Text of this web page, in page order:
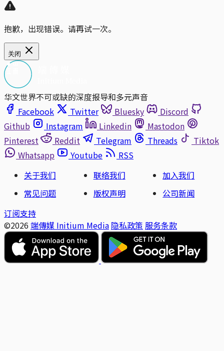
抱歉，出现错误。请再试一次。
关闭
华文世界不可或缺的深度报导和多元声音
Facebook
Twitter Bluesky
Discord
Github
Instagram Linkedin
Mastodon
Pinterest
Reddit Telegram Threads
Tiktok
Whatsapp
Youtube
RSS
关于我们
联络我们
加入我们
常见问题
版权声明
公司新闻
订阅支持
©2026 端傳媒 Initium Media 隐私政策 服务条款